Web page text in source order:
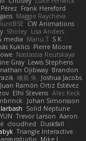
Frank Hereford
Maggie Raycheva
CW Animations
Shirley Lisa Anders
media Manu T S K
Kuklics Pierre Moore
Nastassia Reutskaya
Gray Lewis Stephens
Ojibway Brandon
峻辰 朱
Joshua Jacobs
Juan Ramón Ortiz Estévez
Elhi Stevens Alec Keck
Johan Simonsson
Solid Neptune
Trevor Larson Aaron
cloudhed
Duskfall
Triangle Interactive
Mike L.